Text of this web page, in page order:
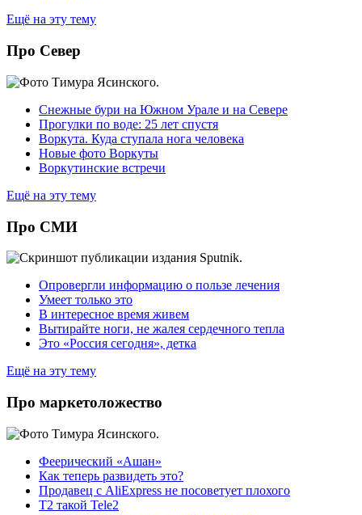
Ещё на эту тему
Про Север
Снежные бури на Южном Урале и на Севере
Прогулки по воде: 25 лет спустя
Воркута. Куда ступала нога человека
Новые фото Воркуты
Воркутинские встречи
Ещё на эту тему
Про СМИ
Опровергли информацию о пользе лечения
Умеет только это
В интересное время живем
Вытирайте ноги, не жалея сердечного тепла
Это «Россия сегодня», детка
Ещё на эту тему
Про маркетоложество
Феерический «Ашан»
Как теперь развидеть это?
Продавец с AliExpress не посоветует плохого
T2 такой Tele2